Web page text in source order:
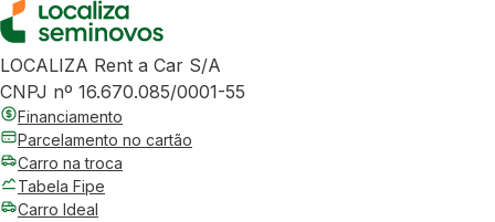
LOCALIZA Rent a Car S/A
CNPJ nº 16.670.085/0001-55
Financiamento
Parcelamento no cartão
Carro na troca
Tabela Fipe
Carro Ideal